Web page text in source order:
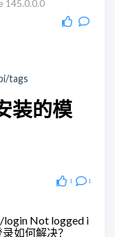
148.0.0.0
纯消耗token太贵
148.0.0.0
。有点贵。还是用
145.0.0.0
tags
装的模
1 1
/login Not logged i
如何解决？